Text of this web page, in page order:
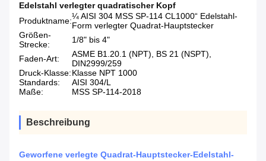
Edelstahl verlegter quadratischer Kopf
Produktname:¼ AISI 304 MSS SP-114 CL1000“ Edelstahl-
Form verlegter Quadrat-Hauptstecker
Größen-
Strecke:
1/8" bis 4"
Faden-Art:
ASME B1.20.1 (NPT), BS 21 (NSPT),
DIN2999/259
Druck-Klasse:Klasse NPT 1000
Standards:
AISI 304/L
Maße:
MSS SP-114-2018
Beschreibung
Geworfene verlegte Quadrat-Hauptstecker-Edelstahl-